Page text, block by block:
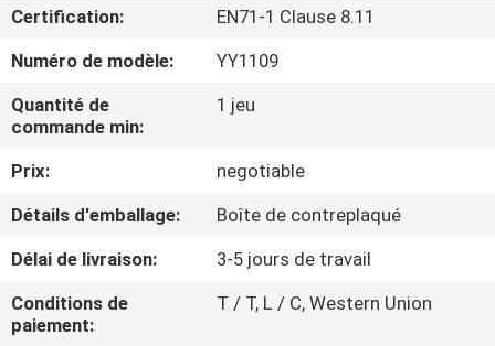
SUJET
DE
NOUS
VISITE
D'USINE
CONTACTEZ-
NOUS
Certification:
EN71-1 Clause 8.11
Numéro de modèle:
YY1109
Quantité de
commande min:
1 jeu
Prix:
negotiable
Détails d'emballage:
Boîte de contreplaqué
Délai de livraison:
3-5 jours de travail
Conditions de
paiement:
T / T, L / C, Western Union